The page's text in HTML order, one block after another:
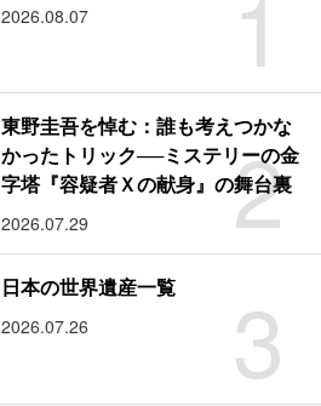
1
2026.08.07
2
東野圭吾を悼む：誰も考えつかな
かったトリック──ミステリーの金
字塔『容疑者Ｘの献身』の舞台裏
2026.07.29
3
日本の世界遺産一覧
2026.07.26